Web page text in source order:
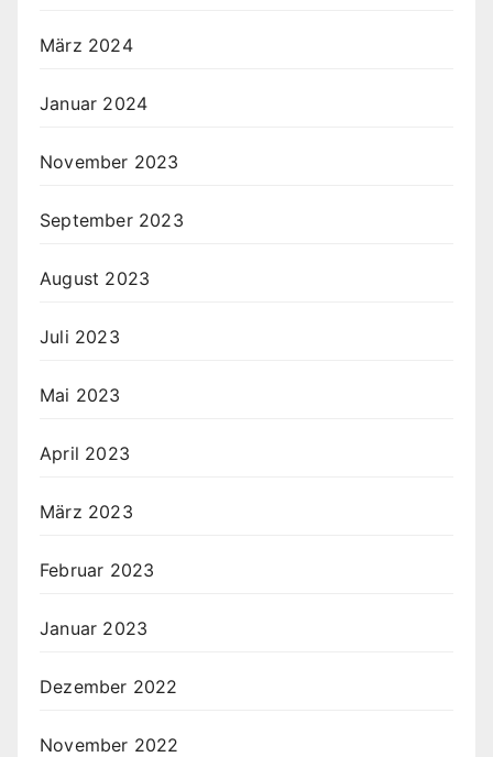
März 2024
Januar 2024
November 2023
September 2023
August 2023
Juli 2023
Mai 2023
April 2023
März 2023
Februar 2023
Januar 2023
Dezember 2022
November 2022